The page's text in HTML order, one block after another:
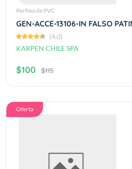
Perfiles de PVC
GEN-ACCE-13106-IN FALSO
(4.0)
KARPEN CHILE SPA
$100 $115
Oferta